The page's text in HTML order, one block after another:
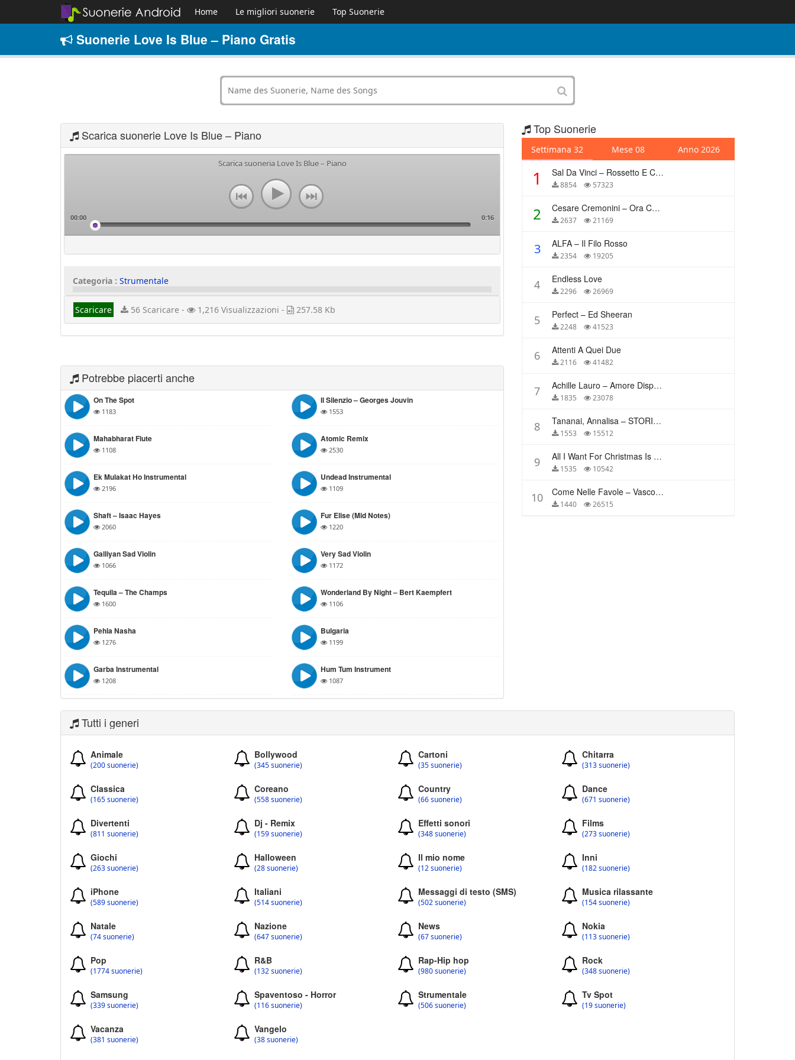
Home Le migliori suonerie Top Suonerie
Suonerie Love Is Blue – Piano Gratis
Scarica suonerie Love Is Blue – Piano
Scarica suoneria Love Is Blue – Piano
00:00 0:16
Categoria : Strumentale
Scaricare 56 Scaricare - 1,216 Visualizzazioni - 257.58 Kb
Potrebbe piacerti anche
On The Spot
1183
Il Silenzio – Georges Jouvin
1553
Mahabharat Flute
1108
Atomic Remix
2530
Ek Mulakat Ho Instrumental
2196
Undead Instrumental
1109
Shaft – Isaac Hayes
2060
Fur Elise (Mid Notes)
1220
Galliyan Sad Violin
1066
Very Sad Violin
1172
Tequila – The Champs
1600
Wonderland By Night – Bert Kaempfert
1106
Pehla Nasha
1276
Bulgaria
1199
Garba Instrumental
1208
Hum Tum Instrument
1087
Top Suonerie
Settimana 32 Mese 08 Anno 2026
1 Sal Da Vinci – Rossetto E Caffè
8854 57323
2 Cesare Cremonini – Ora Che Non Ho Più Te
2637 21169
3 ALFA – Il Filo Rosso
2354 19205
4 Endless Love
2296 26969
5 Perfect – Ed Sheeran
2248 41523
6 Attenti A Quei Due
2116 41482
7 Achille Lauro – Amore Disperato
1835 23078
8 Tananai, Annalisa – STORIE BREVI
1553 15512
9 All I Want For Christmas Is You – Mariah Carey
1535 10542
10 Come Nelle Favole – Vasco Rossi
1440 26515
Tutti i generi
Animale
(200 suonerie)
Bollywood
(345 suonerie)
Cartoni
(35 suonerie)
Chitarra
(313 suonerie)
Classica
(165 suonerie)
Coreano
(558 suonerie)
Country
(66 suonerie)
Dance
(671 suonerie)
Divertenti
(811 suonerie)
Dj - Remix
(159 suonerie)
Effetti sonori
(348 suonerie)
Films
(273 suonerie)
Giochi
(263 suonerie)
Halloween
(28 suonerie)
Il mio nome
(12 suonerie)
Inni
(182 suonerie)
iPhone
(589 suonerie)
Italiani
(514 suonerie)
Messaggi di testo (SMS)
(502 suonerie)
Musica rilassante
(154 suonerie)
Natale
(74 suonerie)
Nazione
(647 suonerie)
News
(67 suonerie)
Nokia
(113 suonerie)
Pop
(1774 suonerie)
R&B
(132 suonerie)
Rap-Hip hop
(980 suonerie)
Rock
(348 suonerie)
Samsung
(339 suonerie)
Spaventoso - Horror
(116 suonerie)
Strumentale
(506 suonerie)
Tv Spot
(19 suonerie)
Vacanza
(381 suonerie)
Vangelo
(38 suonerie)